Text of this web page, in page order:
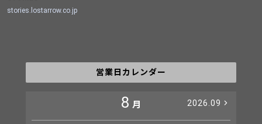
stories.lostarrow.co.jp
営業日カレンダー
8 月 2026.09